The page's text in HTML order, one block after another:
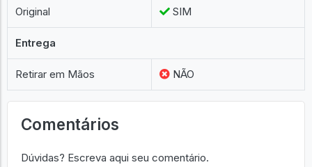
Original SIM
Entrega
Retirar em Mãos NÃO
Comentários
Dúvidas? Escreva aqui seu comentário.